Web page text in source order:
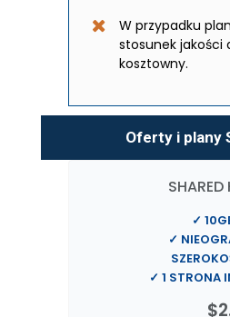
W przypadku
stosunek jakości
kosztowny.
Oferty i plany
✓
✓
✓ 1 STRONA